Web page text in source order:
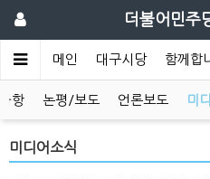
더불어민주
메인 대구시당 함께합
항 논평/보도 언론보도 미
미디어소식